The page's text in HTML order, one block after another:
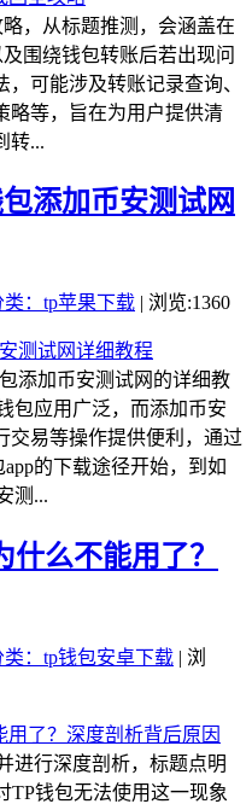
，从标题推测，会涵盖在
围绕钱包转账后若出现问
可能涉及转账记录查询、
略等，旨在为用户提供清
转...
添加币安测试网
类：tp苹果下载 | 浏览:1360
添加币安测试网的详细教
包应用广泛，而添加币安
交易等操作提供便利，通过
的下载途径开始，到如
测...
么不能用了？
类：tp钱包安卓下载 | 浏
进行深度剖析，标题点明
TP钱包无法使用这一现象